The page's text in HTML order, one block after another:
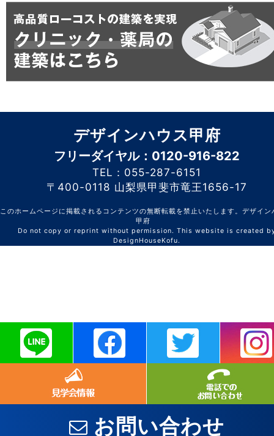
デザインハウス甲府
フリーダイヤル：0120-916-822
TEL：055-287-6151
〒400-0118 山梨県甲斐市竜王1656-17
このホームページに掲載されるコンテンツの無断転載を禁止いたします。デザイン
甲府
Do not copy or reprint without permission. This website is created
DesignHouseKofu.
お問い合わせ